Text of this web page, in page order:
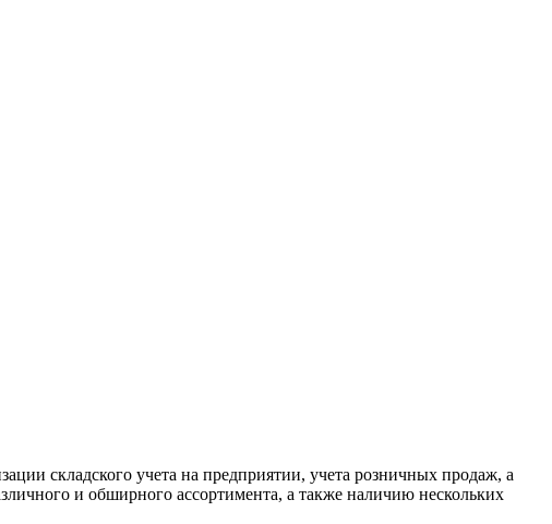
складского учета на предприятии, учета розничных продаж, а
и обширного ассортимента, а также наличию нескольких